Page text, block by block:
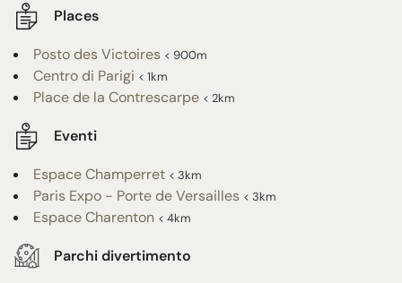
Places
Posto des Victoires < 900m
Centro di Parigi < 1km
Place de la Contrescarpe < 2km
Eventi
Espace Champerret < 3km
Paris Expo - Porte de Versailles < 3km
Espace Charenton < 4km
Parchi divertimento